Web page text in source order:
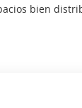
bien